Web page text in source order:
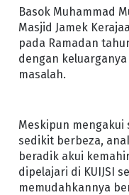
Basok Muhammad
Masjid Jamek
pada Ramadan
dengan
masalah.
Meskipun mengakui
sedikit berbeza,
beradik akui
dipelajari di KUIJSI
memudahkannya